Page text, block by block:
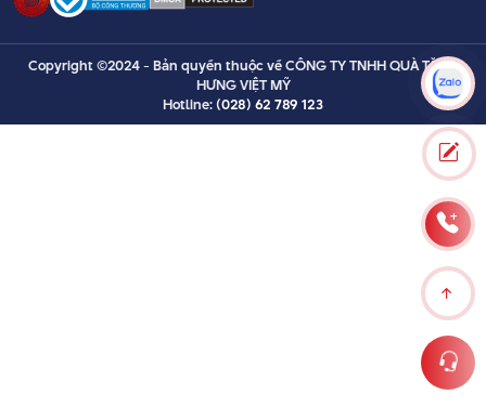
Copyright ©2024 - Bản quyền thuộc về CÔNG TY TNHH QUÀ TẶNG
HƯNG VIỆT MỸ
Hotline:(028) 62 789 123